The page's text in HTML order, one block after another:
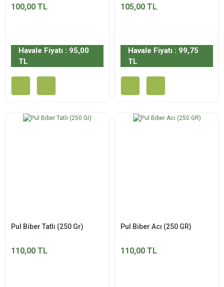
100,00 TL
Havale Fiyatı : 95,00
TL
105,00 TL
Havale Fiyatı : 99,75
TL
Pul Biber Tatlı (250 Gr)
110,00 TL
Pul Biber Acı (250 GR)
110,00 TL